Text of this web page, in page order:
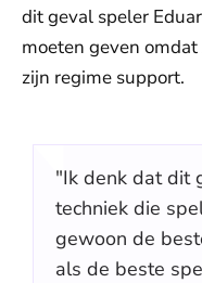
dit geval speler
moeten geven
zijn regime support.
"Ik denk dat dit
techniek die
gewoon de
als de beste